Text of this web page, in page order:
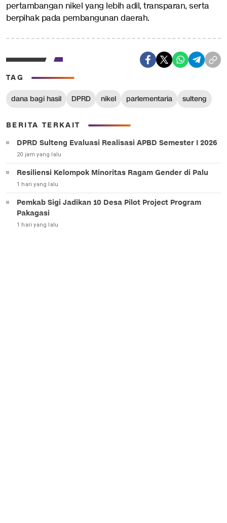
pertambangan nikel yang lebih adil, transparan, serta
berpihak pada pembangunan daerah.
TAG
dana bagi hasil DPRD nikel parlementaria sulteng
BERITA TERKAIT
DPRD Sulteng Evaluasi Realisasi APBD Semester I 2026
20 jam yang lalu
Resiliensi Kelompok Minoritas Ragam Gender di Palu
1 hari yang lalu
Pemkab Sigi Jadikan 10 Desa Pilot Project Program
Pakagasi
1 hari yang lalu